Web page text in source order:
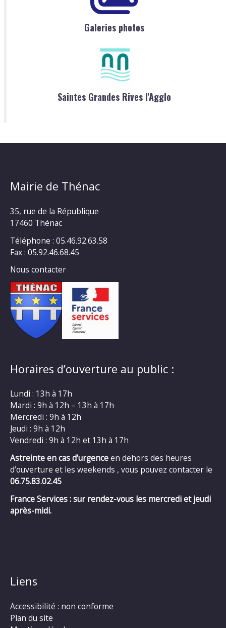
Galeries photos
Saintes Grandes Rives l'Agglo
Mairie de Thénac
35, rue de la République
17460 Thénac
Téléphone : 05.46.92.63.58
Fax : 05.92.46.68.45
Nous contacter
Horaires d’ouverture au public :
Lundi : 13h à 17h
Mardi : 9h à 12h – 13h à 17h
Mercredi : 9h à 12h
Jeudi : 9h à 12h
Vendredi : 9h à 12h et 13h à 17h
Astreinte en cas d’urgenceen dehors des heures
d’ouverture et les weekends , vous pouvez contacter le
06.75.83.02.45
France Services : sur rendez-vous les mercredi et jeudi
après-midi.
Liens
Accessibilité : non conforme
Plan du site